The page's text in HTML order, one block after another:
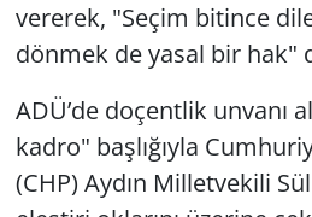
vererek, "Seçim bitince
dönmek de yasal bir hak"
ADÜ’de doçentlik unvanı
kadro" başlığıyla
(CHP) Aydın Milletvekili